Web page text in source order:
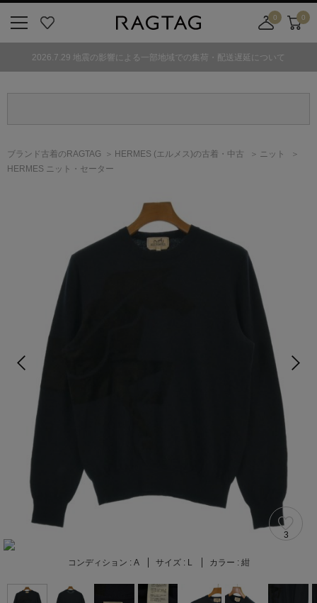
気
0
舗
カ
ト
0
2026.7.29 地震の影響による一部地域での集荷・配送遅延について
ブランド古着のRAGTAG HERMES (エルメス)の古着・中古
ニット
HERMES ニット・セーター
3
コンディション : A サイズ : L カラー : 紺